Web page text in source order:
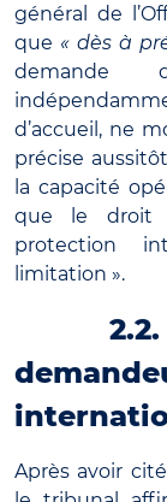
général de
que « dès à
demande
d’accueil, ne
précise
la capacité
que le droit
protection
limitation ».
2.2. Le
Après avoir